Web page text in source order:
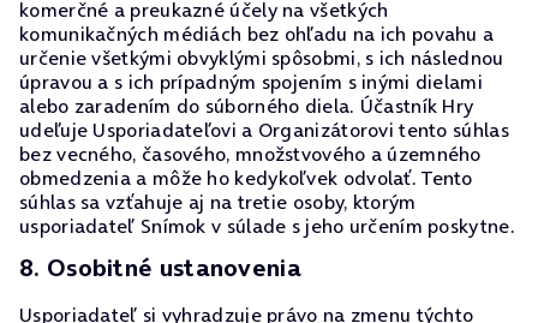
komerčné a preukazné účely na všetkých
komunikačných médiách bez ohľadu na ich povahu a
určenie všetkými obvyklými spôsobmi, s ich následnou
úpravou a s ich prípadným spojením s inými dielami
alebo zaradením do súborného diela. Účastník Hry
udeľuje Usporiadateľovi a Organizátorovi tento súhlas
bez vecného, časového, množstvového a územného
obmedzenia a môže ho kedykoľvek odvolať. Tento
súhlas sa vzťahuje aj na tretie osoby, ktorým
usporiadateľ Snímok v súlade s jeho určením poskytne.
8. Osobitné ustanovenia
Usporiadateľ si vyhradzuje právo na zmenu týchto